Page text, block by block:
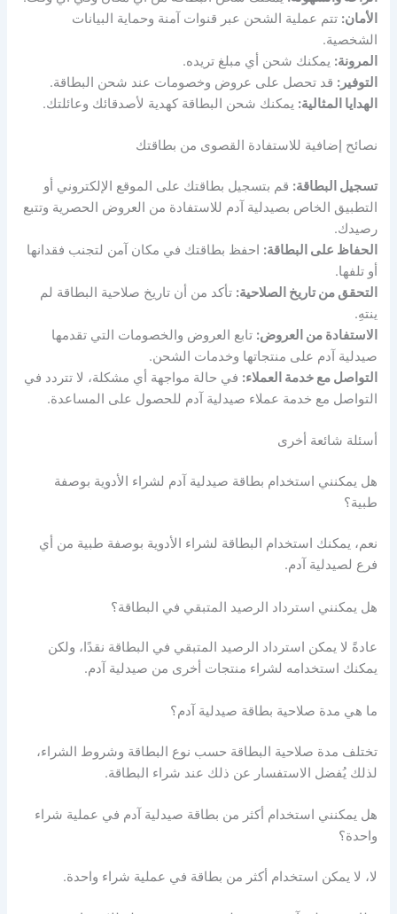
الأمان: تتم عملية الشحن عبر قنوات آمنة وحماية البيانات
الشخصية.
المرونة: يمكنك شحن أي مبلغ تريده.
التوفير: قد تحصل على عروض وخصومات عند شحن البطاقة.
الهدايا المثالية: يمكنك شحن البطاقة كهدية لأصدقائك وعائلتك.
نصائح إضافية للاستفادة القصوى من بطاقتك
تسجيل البطاقة: قم بتسجيل بطاقتك على الموقع الإلكتروني أو
التطبيق الخاص بصيدلية آدم للاستفادة من العروض الحصرية وتتبع
رصيدك.
الحفاظ على البطاقة: احفظ بطاقتك في مكان آمن لتجنب فقدانها
أو تلفها.
التحقق من تاريخ الصلاحية: تأكد من أن تاريخ صلاحية البطاقة لم
ينتهِ.
الاستفادة من العروض: تابع العروض والخصومات التي تقدمها
صيدلية آدم على منتجاتها وخدمات الشحن.
التواصل مع خدمة العملاء: في حالة مواجهة أي مشكلة، لا تتردد في
التواصل مع خدمة عملاء صيدلية آدم للحصول على المساعدة.
أسئلة شائعة أخرى
هل يمكنني استخدام بطاقة صيدلية آدم لشراء الأدوية بوصفة
طبية؟
نعم، يمكنك استخدام البطاقة لشراء الأدوية بوصفة طبية من أي
فرع لصيدلية آدم.
هل يمكنني استرداد الرصيد المتبقي في البطاقة؟
عادةً لا يمكن استرداد الرصيد المتبقي في البطاقة نقدًا، ولكن
يمكنك استخدامه لشراء منتجات أخرى من صيدلية آدم.
ما هي مدة صلاحية بطاقة صيدلية آدم؟
تختلف مدة صلاحية البطاقة حسب نوع البطاقة وشروط الشراء،
لذلك يُفضل الاستفسار عن ذلك عند شراء البطاقة.
هل يمكنني استخدام أكثر من بطاقة صيدلية آدم في عملية شراء
واحدة؟
لا، لا يمكن استخدام أكثر من بطاقة في عملية شراء واحدة.